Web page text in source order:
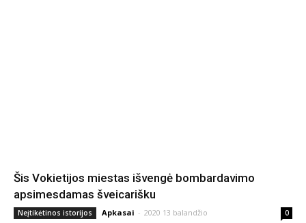
Šis Vokietijos miestas išvengė bombardavimo
apsimesdamas šveicarišku
Neįtikėtinos istorijos Apkasai - 2020 13 balandžio 0